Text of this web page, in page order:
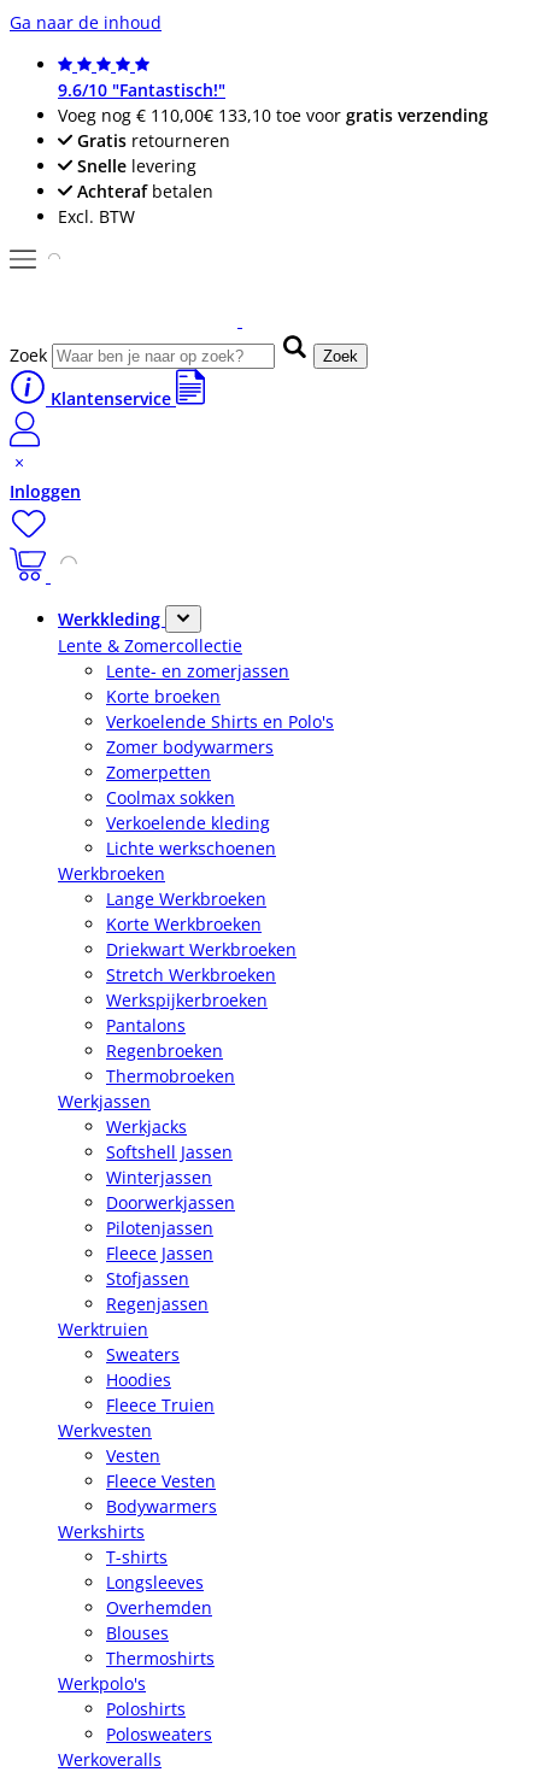
Ga naar de inhoud
9.6/10 "Fantastisch!"
Voeg nog € 110,00€ 133,10 toe voor gratis verzending
Gratis retourneren
Snelle levering
Achterafbetalen
Excl. BTW
Zoek Zoek
Klantenservice
Inloggen
Werkkleding
Lente & Zomercollectie
Lente- en zomerjassen
Korte broeken
Verkoelende Shirts en Polo's
Zomer bodywarmers
Zomerpetten
Coolmax sokken
Verkoelende kleding
Lichte werkschoenen
Werkbroeken
Lange Werkbroeken
Korte Werkbroeken
Driekwart Werkbroeken
Stretch Werkbroeken
Werkspijkerbroeken
Pantalons
Regenbroeken
Thermobroeken
Werkjassen
Werkjacks
Softshell Jassen
Winterjassen
Doorwerkjassen
Pilotenjassen
Fleece Jassen
Stofjassen
Regenjassen
Werktruien
Sweaters
Hoodies
Fleece Truien
Werkvesten
Vesten
Fleece Vesten
Bodywarmers
Werkshirts
T-shirts
Longsleeves
Overhemden
Blouses
Thermoshirts
Werkpolo's
Poloshirts
Polosweaters
Werkoveralls